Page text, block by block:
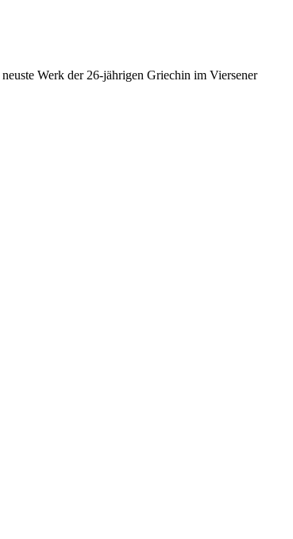
Werk der 26-jährigen Griechin im Viersener